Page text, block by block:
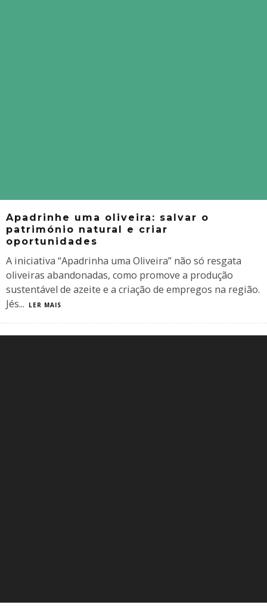
Apadrinhe uma oliveira: salvar o
património natural e criar
oportunidades
A iniciativa “Apadrinha uma Oliveira” não só resgata
oliveiras abandonadas, como promove a produção
sustentável de azeite e a criação de empregos na região.
Jés... LER MAIS